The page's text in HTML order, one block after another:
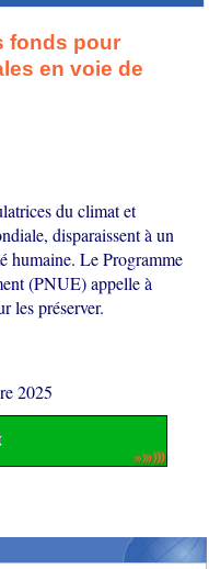
fonds pour
en voie de
du climat et
disparaissent à un
humaine. Le Programme
(PNUE) appelle à
les préserver.
2025